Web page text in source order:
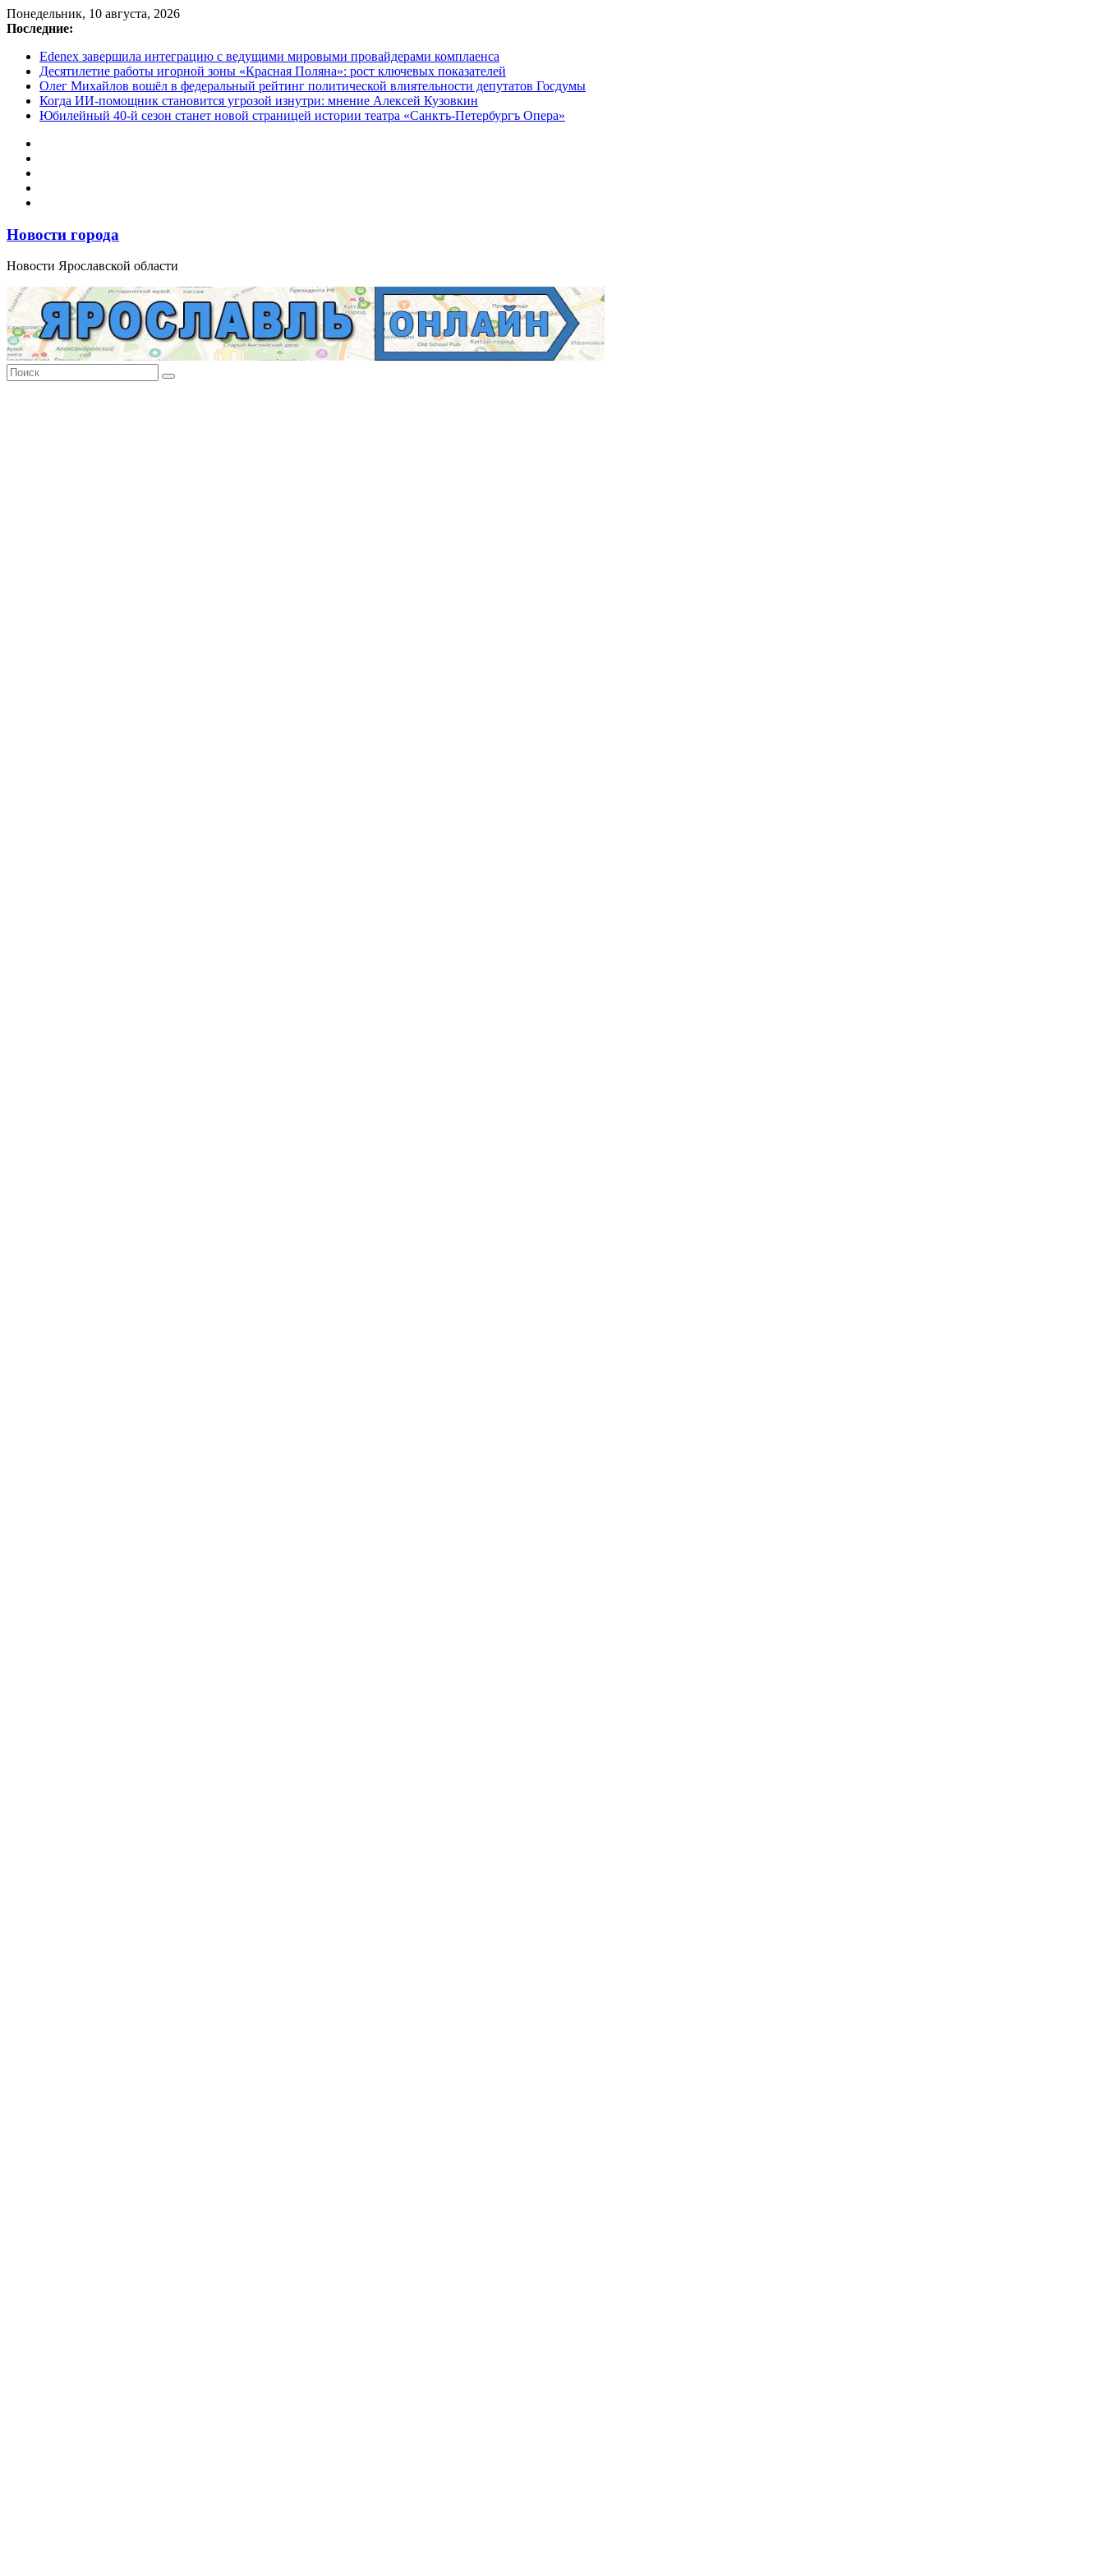
Перейти
к
Понедельник, 10 августа, 2026
Последние:
Edenex завершила интеграцию с ведущими мировыми провайдерами комплаенса
Десятилетие работы игорной зоны «Красная Поляна»: рост ключевых показателей
Олег Михайлов вошёл в федеральный рейтинг политической влиятельности депутатов Госдумы
Когда ИИ-помощник становится угрозой изнутри: мнение Алексей Кузовкин
Юбилейный 40-й сезон станет новой страницей истории театра «Санктъ-Петербургъ Опера»
Новости города
Новости Ярославской области